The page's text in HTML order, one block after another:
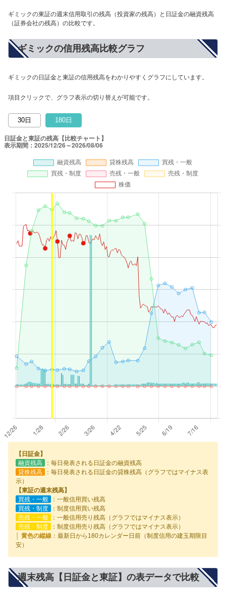
ギミックの東証の週末信用取引の残高（投資家の残高）と日証金の融資残高
（証券会社の残高）の比較です。
ギミックの信用残高比較グラフ
ギミックの日証金と東証の信用残高をわかりやすくグラフにしています。
項目クリックで、グラフ表示の切り替えが可能です。
30日 180日
【日証金】
融資残高
：毎日発表される日証金の融資残高
貸株残高
：毎日発表される日証金の貸株残高（グラフではマイナス表
示）
【東証の週末残高】
買残・一般
：一般信用買い残高
買残・制度
：制度信用買い残高
売残・一般
：一般信用売り残高（グラフではマイナス表示）
売残・制度
：制度信用売り残高（グラフではマイナス表示）
│ 黄色の縦線 ：最新日から180カレンダー日前（制度信用の建玉期限目
安）
週末残高【日証金と東証】の表データで比較